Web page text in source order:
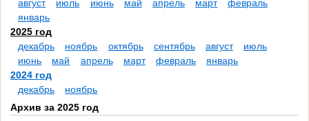
август
июль июнь май апрель март
февраль
январь
2025 год
декабрь
ноябрь октябрь сентябрь август
июль
июнь
май апрель март февраль
январь
2024 год
декабрь
ноябрь
Архив за 2025 год